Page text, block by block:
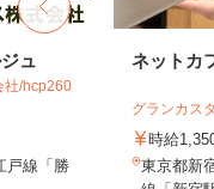
ュ
社/hcp260
戸線「勝
ネットカ
グランカス
時給
東京都新